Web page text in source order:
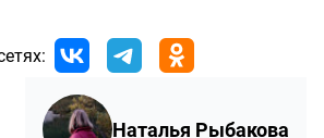
Наталья Рыбакова